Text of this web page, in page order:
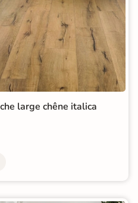
large chêne italica